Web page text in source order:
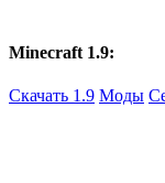
Minecraft 1.9:
Скачать 1.9 Моды